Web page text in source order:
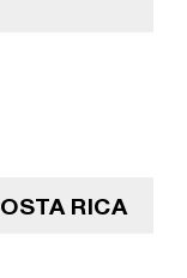
RICA